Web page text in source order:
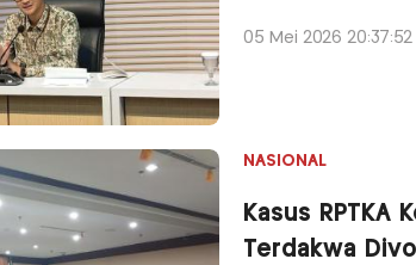
05 Mei 2026 20:37:52
NASIONAL
Kasus RPTKA
Terdakwa